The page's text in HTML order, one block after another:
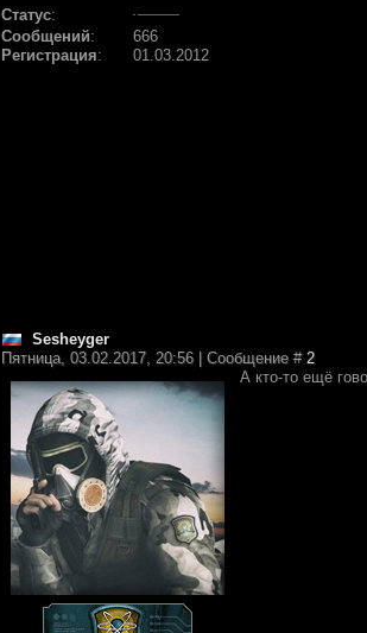
Статус:
Сообщений:
666
Регистрация: 01.03.2012
Sesheyger
Пятница, 03.02.2017, 20:56 | Сообщение # 2
А кто-то ещё